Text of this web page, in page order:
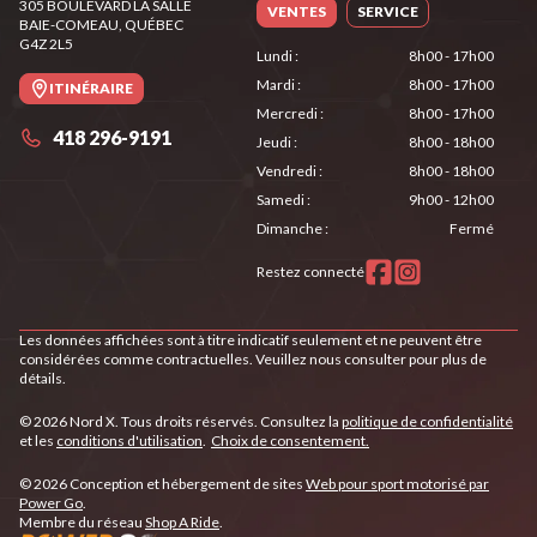
305 BOULEVARD LA SALLE
BAIE-COMEAU, QUÉBEC
G4Z 2L5
ITINÉRAIRE
418 296-9191
VENTES SERVICE
Lundi:
8h00 - 17h00
Mardi:
8h00 - 17h00
Mercredi:
8h00 - 17h00
Jeudi:
8h00 - 18h00
Vendredi:
8h00 - 18h00
Samedi:
9h00 - 12h00
Dimanche: Fermé
Restez connecté
Les données affichées sont à titre indicatif seulement et ne peuvent être
considérées comme contractuelles. Veuillez nous consulter pour plus de
détails.
© 2026 Nord X. Tous droits réservés. Consultez la politique de confidentialité
et les conditions d'utilisation. Choix de consentement.
© 2026 Conception et hébergement de sites Web pour sport motorisé par
Power Go.
Membre du réseau Shop A Ride.